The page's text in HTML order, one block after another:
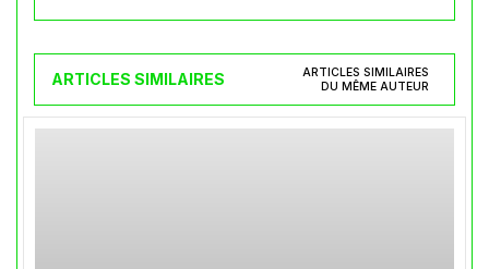
ARTICLES SIMILAIRES
ARTICLES SIMILAIRES
DU MÊME AUTEUR